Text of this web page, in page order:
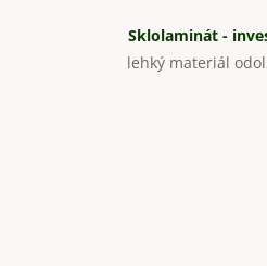
Sklolaminát -
lehký materiál